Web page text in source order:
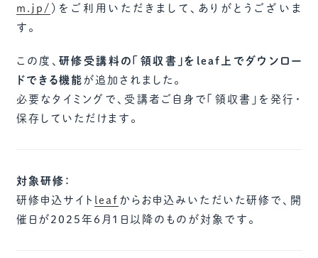
m.jp/ ）をご利用いただきまして、ありがとうございま
す。
この度、研修受講料の「領収書」をleaf上でダウンロー
ドできる機能 が追加されました。
必要なタイミングで、受講者ご自身で「領収書」を発行・
保存していただけます。
対象研修：
研修申込サイト leaf からお申込みいただいた研修で、開
催日が2025年6月1日以降のものが対象です。